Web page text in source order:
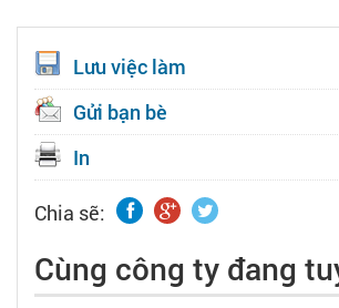
Lưu việc làm
Gửi bạn bè
In
Chia sẽ:
Cùng công ty đang